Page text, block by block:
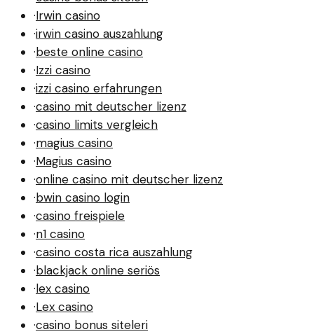
·Irwin casino
·irwin casino auszahlung
·beste online casino
·Izzi casino
·izzi casino erfahrungen
·casino mit deutscher lizenz
·casino limits vergleich
·magius casino
·Magius casino
·online casino mit deutscher lizenz
·bwin casino login
·casino freispiele
·n1 casino
·casino costa rica auszahlung
·blackjack online seriös
·lex casino
·Lex casino
·casino bonus siteleri